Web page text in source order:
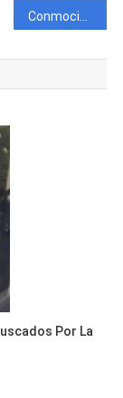
Conmoción en Pinar del Río por la muerte repentina de un joven tras accidente con un camión
Por La